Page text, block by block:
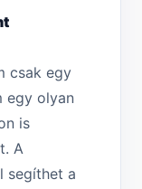
csak egy
egy olyan
is
A
segíthet a